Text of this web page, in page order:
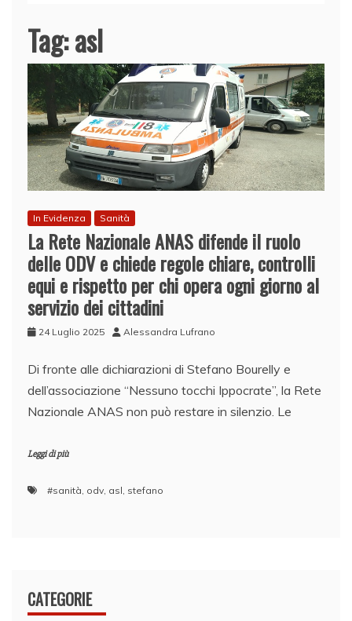
Tag:asl
In Evidenza Sanità
La Rete Nazionale ANAS difende il ruolo
delle ODV e chiede regole chiare, controlli
equi e rispetto per chi opera ogni giorno al
servizio dei cittadini
24 Luglio 2025 Alessandra Lufrano
Di fronte alle dichiarazioni di Stefano Bourelly e
dell’associazione “Nessuno tocchi Ippocrate”, la Rete
Nazionale ANAS non può restare in silenzio. Le
Leggi di più
#sanità, odv, asl, stefano
CATEGORIE